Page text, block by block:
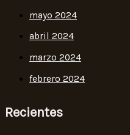
mayo 2024
abril 2024
marzo 2024
febrero 2024
Recientes